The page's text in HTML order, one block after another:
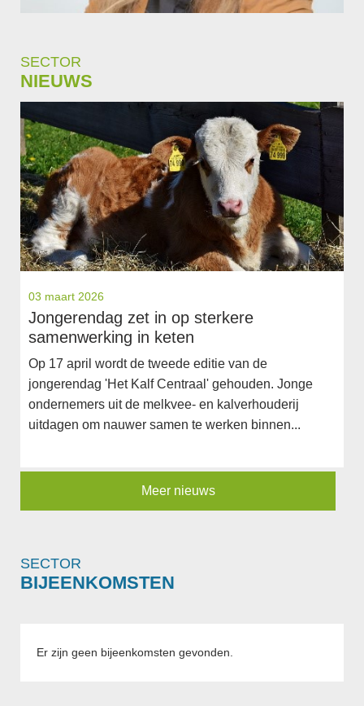
SECTOR
NIEUWS
03 maart 2026
Jongerendag zet in op sterkere
samenwerking in keten
Op 17 april wordt de tweede editie van de
jongerendag 'Het Kalf Centraal' gehouden. Jonge
ondernemers uit de melkvee- en kalverhouderij
uitdagen om nauwer samen te werken binnen...
Meer nieuws
SECTOR
BIJEENKOMSTEN
Er zijn geen bijeenkomsten gevonden.